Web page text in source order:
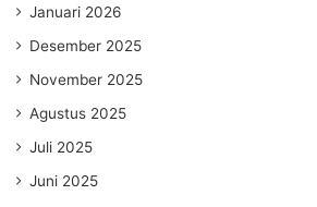
Januari 2026
Desember 2025
November 2025
Agustus 2025
Juli 2025
Juni 2025